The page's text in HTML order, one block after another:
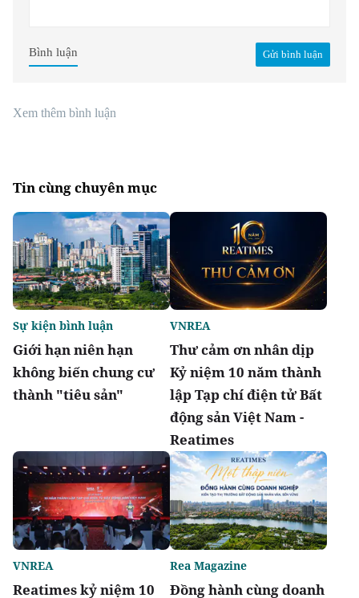
Gửi bình luận
Bình luận
Xem thêm bình luận
Tin cùng chuyên mục
Giới hạn niên hạn
không biến chung cư
thành "tiêu sản"
Sự kiện bình luận
Thư cảm ơn nhân dịp
Kỷ niệm 10 năm thành
lập Tạp chí điện tử Bất
động sản Việt Nam -
Reatimes
VNREA
Reatimes kỷ niệm 10
VNREA
Đồng hành cùng doanh
Rea Magazine